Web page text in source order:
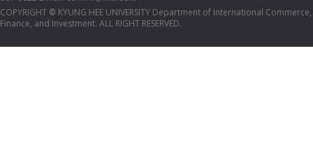
COPYRIGHT © KYUNG HEE UNIVERSITY Department of International Commerce,
Finance, and Investment. ALL RIGHT RESERVED.